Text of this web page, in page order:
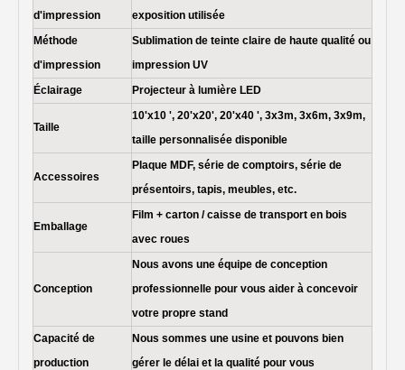
d'impression
exposition utilisée
Méthode
d'impression
Sublimation de teinte claire de haute qualité ou
impression UV
Éclairage
Projecteur à lumière LED
Taille
10'x10 ', 20'x20', 20'x40 ', 3x3m, 3x6m, 3x9m,
taille personnalisée disponible
Accessoires
Plaque MDF, série de comptoirs, série de
présentoirs, tapis, meubles, etc.
Emballage
Film + carton / caisse de transport en bois
avec roues
Conception
Nous avons une équipe de conception
professionnelle pour vous aider à concevoir
votre propre stand
Capacité de
production
Nous sommes une usine et pouvons bien
gérer le délai et la qualité pour vous